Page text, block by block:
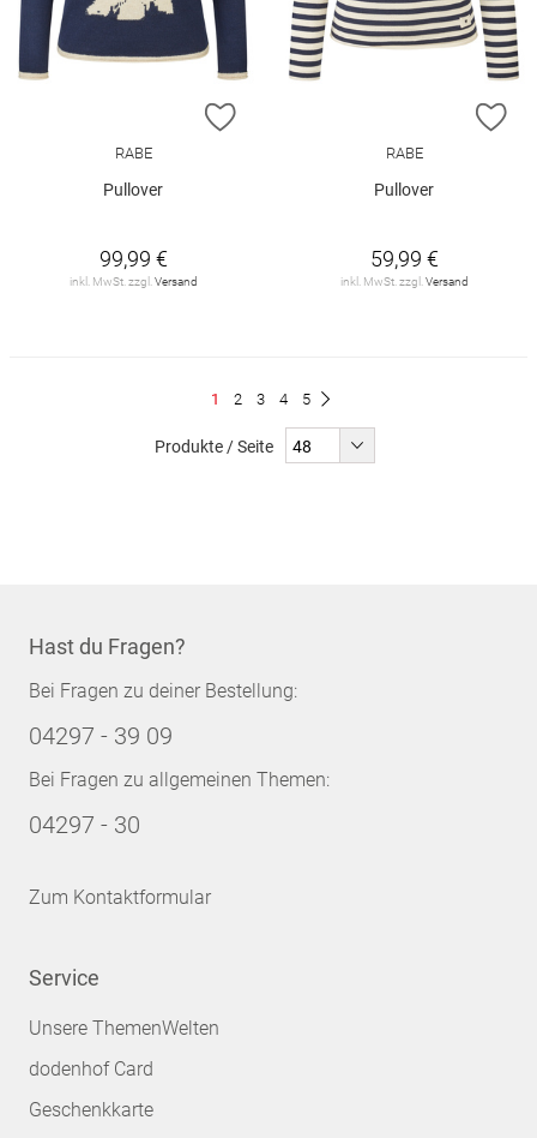
ZUR WUNSCHLISTE HINZUFÜGEN
RABE
Pullover
99,99 €
inkl. MwSt. zzgl.Versand
RABE
Pullover
59,99 €
inkl. MwSt. zzgl.Versand
Du
1 Seite
2 Seite
3 Seite
4 Seite
5
Produkte / Seite
Hast du Fragen?
Bei Fragen zu deiner Bestellung:
04297 - 39 09
Bei Fragen zu allgemeinen Themen:
04297 - 30
Zum Kontaktformular
Service
Unsere ThemenWelten
dodenhof Card
Geschenkkarte